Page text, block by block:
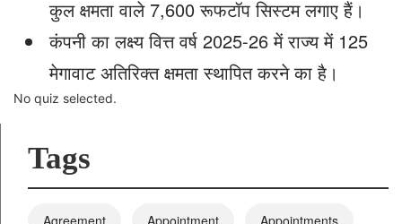
कुल क्षमता वाले 7,600 रूफटॉप सिस्टम लगाए हैं।
कंपनी का लक्ष्य वित्त वर्ष 2025-26 में राज्य में 125
मेगावाट अतिरिक्त क्षमता स्थापित करने का है।
No quiz selected.
Tags
Agreement Appointment Appointments